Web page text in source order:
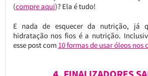
(compre aqui)? Ela é tudo!
E nada de esquecer da nutrição, já
hidratação nos fios é a nutrição.
esse post com 10 formas de usar óleos nos